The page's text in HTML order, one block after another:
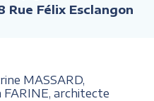
Rue Félix Esclangon
MASSARD,
architecte